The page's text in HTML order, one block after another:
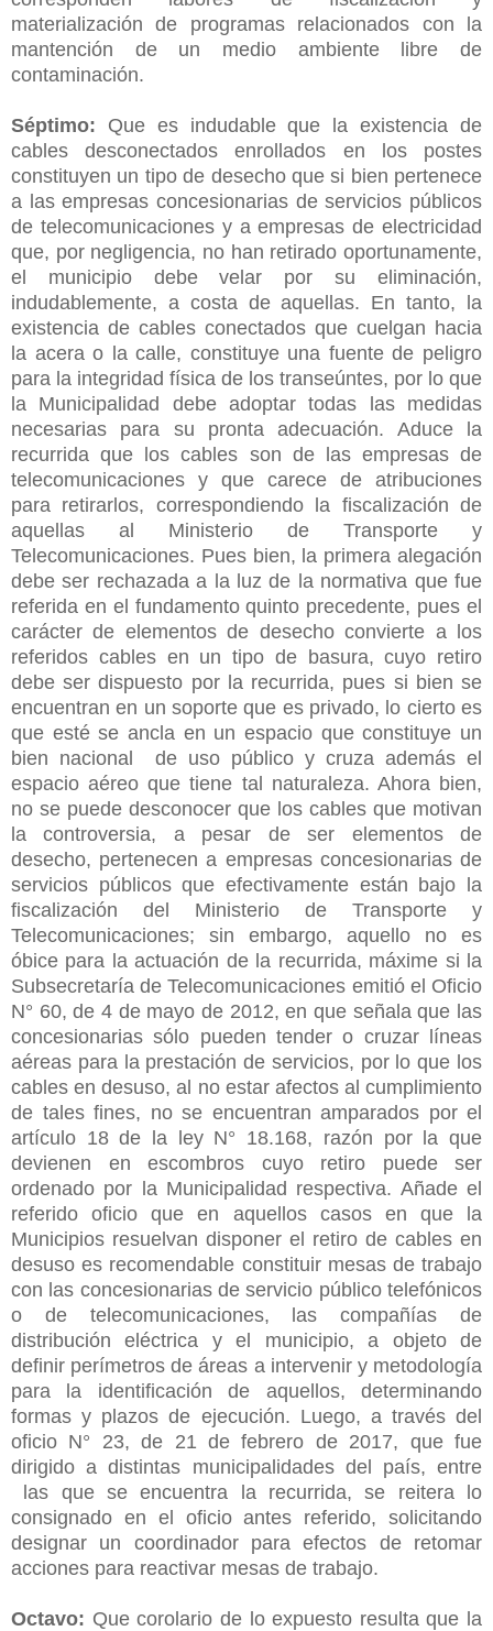
materialización de programas relacionados con la
mantención de un medio ambiente libre de
contaminación.
Séptimo: Que es indudable que la existencia de
cables desconectados enrollados en los postes
constituyen un tipo de desecho que si bien pertenece
a las empresas concesionarias de servicios públicos
de telecomunicaciones y a empresas de electricidad
que, por negligencia, no han retirado oportunamente,
el municipio debe velar por su eliminación,
indudablemente, a costa de aquellas. En tanto, la
existencia de cables conectados que cuelgan hacia
la acera o la calle, constituye una fuente de peligro
para la integridad física de los transeúntes, por lo que
la Municipalidad debe adoptar todas las medidas
necesarias para su pronta adecuación. Aduce la
recurrida que los cables son de las empresas de
telecomunicaciones y que carece de atribuciones
para retirarlos, correspondiendo la fiscalización de
aquellas al Ministerio de Transporte y
Telecomunicaciones. Pues bien, la primera alegación
debe ser rechazada a la luz de la normativa que fue
referida en el fundamento quinto precedente, pues el
carácter de elementos de desecho convierte a los
referidos cables en un tipo de basura, cuyo retiro
debe ser dispuesto por la recurrida, pues si bien se
encuentran en un soporte que es privado, lo cierto es
que esté se ancla en un espacio que constituye un
bien nacional de uso público y cruza además el
espacio aéreo que tiene tal naturaleza. Ahora bien,
no se puede desconocer que los cables que motivan
la controversia, a pesar de ser elementos de
desecho, pertenecen a empresas concesionarias de
servicios públicos que efectivamente están bajo la
fiscalización del Ministerio de Transporte y
Telecomunicaciones; sin embargo, aquello no es
óbice para la actuación de la recurrida, máxime si la
Subsecretaría de Telecomunicaciones emitió el Oficio
N° 60, de 4 de mayo de 2012, en que señala que las
concesionarias sólo pueden tender o cruzar líneas
aéreas para la prestación de servicios, por lo que los
cables en desuso, al no estar afectos al cumplimiento
de tales fines, no se encuentran amparados por el
artículo 18 de la ley N° 18.168, razón por la que
devienen en escombros cuyo retiro puede ser
ordenado por la Municipalidad respectiva. Añade el
referido oficio que en aquellos casos en que la
Municipios resuelvan disponer el retiro de cables en
desuso es recomendable constituir mesas de trabajo
con las concesionarias de servicio público telefónicos
o de telecomunicaciones, las compañías de
distribución eléctrica y el municipio, a objeto de
definir perímetros de áreas a intervenir y metodología
para la identificación de aquellos, determinando
formas y plazos de ejecución. Luego, a través del
oficio N° 23, de 21 de febrero de 2017, que fue
dirigido a distintas municipalidades del país, entre
las que se encuentra la recurrida, se reitera lo
consignado en el oficio antes referido, solicitando
designar un coordinador para efectos de retomar
acciones para reactivar mesas de trabajo.
Octavo: Que corolario de lo expuesto resulta que la